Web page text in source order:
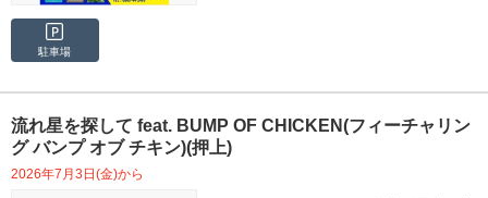
駐車場
流れ星を探して feat. BUMP OF CHICKEN(フィーチャリン
グ バンプ オブ チキン)(押上)
2026年7月3日(金)から